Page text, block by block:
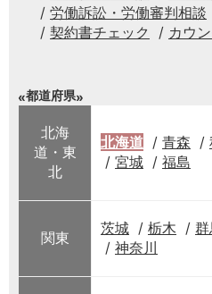
労働訴訟・労働審判相談
契約書チェック
カウ
都道府県
北海
道・東
北
北海道 青森
宮城
福島
関東
茨城 栃木
神奈川